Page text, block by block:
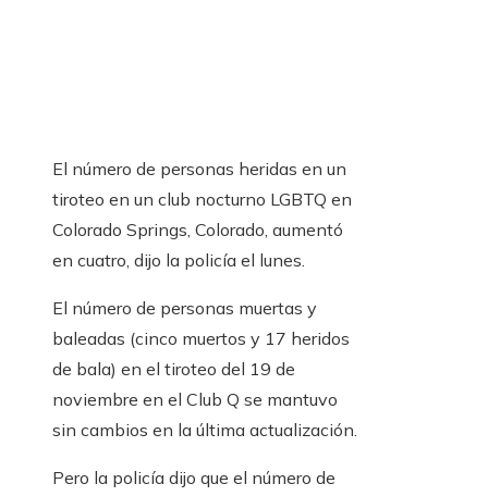
El número de personas heridas en un
tiroteo en un club nocturno LGBTQ en
Colorado Springs, Colorado, aumentó
en cuatro, dijo la policía el lunes.
El número de personas muertas y
baleadas (cinco muertos y 17 heridos
de bala) en el tiroteo del 19 de
noviembre en el Club Q se mantuvo
sin cambios en la última actualización.
Pero la policía dijo que el número de